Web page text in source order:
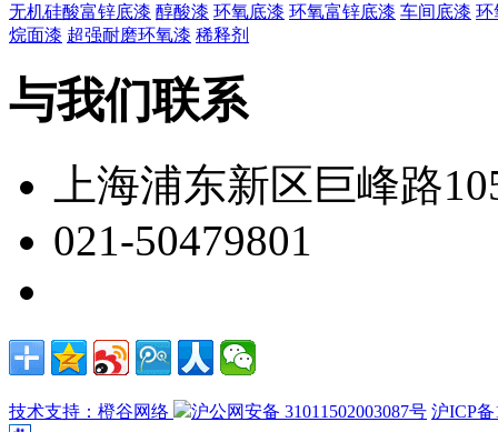
无机硅酸富锌底漆 醇酸漆 环氧底漆 环氧富锌底漆 车间底漆 环
烷面漆 超强耐磨环氧漆 稀释剂
与我们联系
上海浦东新区巨峰路
021-50479801
技术支持：橙谷网络 沪公网安备 31011502003087号 沪ICP备